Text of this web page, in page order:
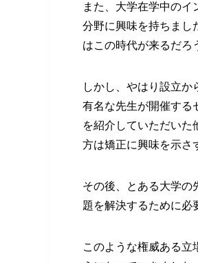
また、大学在学中の
分野に興味を持ちまし
はこの時代が来るだろ
しかし、やはり設立
有名な先生が開催する
を紹介していただいた
方は矯正に興味を示さ
その後、とある大学の
題を解決するために必
このような権威ある立